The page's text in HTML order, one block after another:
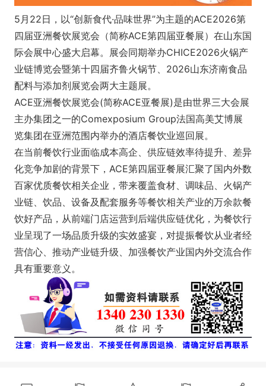
5月22日，以“创新食代·品味世界”为主题的ACE2026第
四届亚洲餐饮展览会（简称ACE第四届亚餐展）在山东国
际会展中心盛大启幕。展会同期举办CHICE2026火锅产
业链博览会暨第十四届齐鲁火锅节、2026山东济南食品
配料与添加剂展览会两大主题展。
ACE亚洲餐饮展览会(简称ACE亚餐展)是由世界三大会展
主办集团之一的Comexposium Group法国高美艾博展
览集团在亚洲范围内举办的酒店餐饮业巡回展。
在当前餐饮行业面临成本高企、供应链效率待提升、差异
化竞争加剧的背景下，ACE第四届亚餐展汇聚了国内外数
百家优质餐饮相关企业，带来覆盖食材、调味品、火锅产
业链、饮品、设备及配套服务等餐饮相关产业的万余款餐
饮好产品，从前端门店运营到后端供应链优化，为餐饮行
业呈现了一场品质升级的实效盛宴，对提振餐饮从业者经
营信心、推动产业链升级、加强餐饮产业国内外交流合作
具有重要意义。